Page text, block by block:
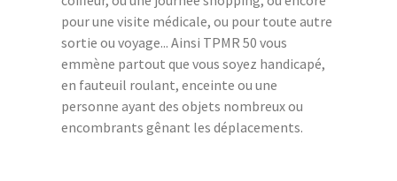
pour une visite médicale, ou pour toute autre
sortie ou voyage... Ainsi TPMR 50 vous
emmène partout que vous soyez handicapé,
en fauteuil roulant, enceinte ou une
personne ayant des objets nombreux ou
encombrants gênant les déplacements.